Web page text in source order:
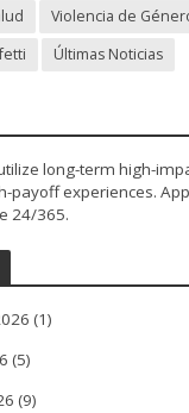
Violencia de
Últimas Noticias
long-term high-
payoff experiences.
24/365.
(1)
(5)
(9)